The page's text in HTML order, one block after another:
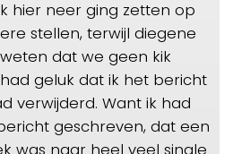
hier neer ging zetten op
stellen, terwijl diegene
dat we geen kik
geluk dat ik het bericht
verwijderd. Want ik had
geschreven, dat een
was naar heel veel single